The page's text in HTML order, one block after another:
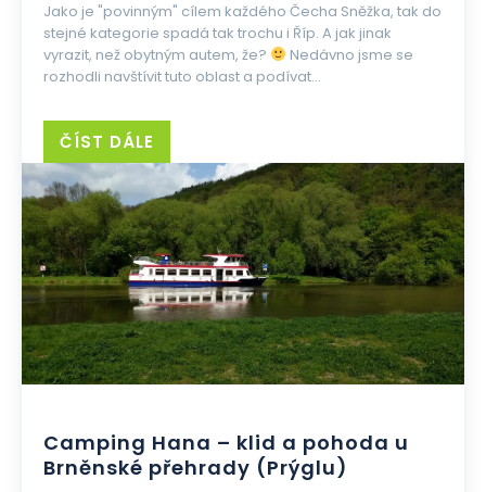
Jako je "povinným" cílem každého Čecha Sněžka, tak do
stejné kategorie spadá tak trochu i Říp. A jak jinak
vyrazit, než obytným autem, že?
Nedávno jsme se
rozhodli navštívit tuto oblast a podívat...
ČÍST DÁLE
Camping Hana – klid a pohoda u
Brněnské přehrady (Prýglu)